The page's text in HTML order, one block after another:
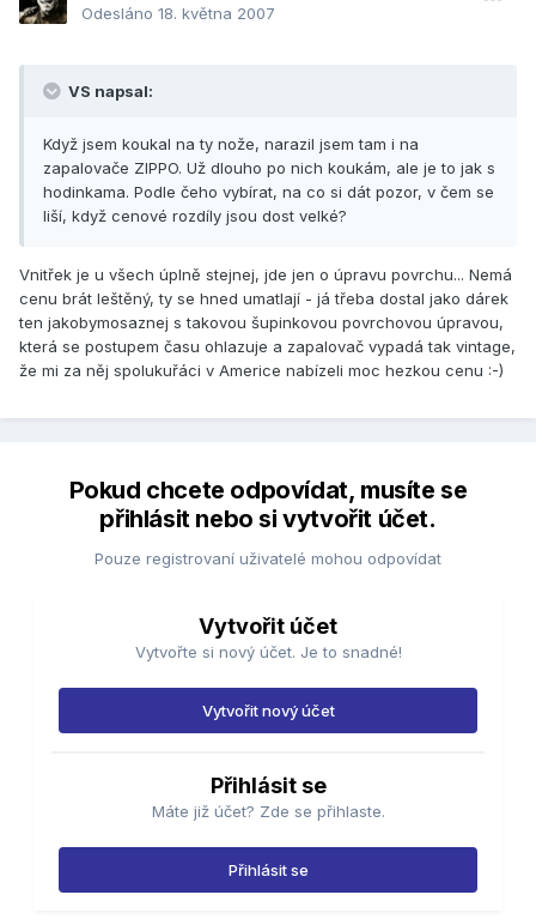
Odesláno 18. května 2007
VS napsal:
Když jsem koukal na ty nože, narazil jsem tam i na
zapalovače ZIPPO. Už dlouho po nich koukám, ale je to jak s
hodinkama. Podle čeho vybírat, na co si dát pozor, v čem se
liší, když cenové rozdíly jsou dost velké?
Vnitřek je u všech úplně stejnej, jde jen o úpravu povrchu... Nemá
cenu brát leštěný, ty se hned umatlají - já třeba dostal jako dárek
ten jakobymosaznej s takovou šupinkovou povrchovou úpravou,
která se postupem času ohlazuje a zapalovač vypadá tak vintage,
že mi za něj spolukuřáci v Americe nabízeli moc hezkou cenu :-)
Pokud chcete odpovídat, musíte se
přihlásit nebo si vytvořit účet.
Pouze registrovaní uživatelé mohou odpovídat
Vytvořit účet
Vytvořte si nový účet. Je to snadné!
Vytvořit nový účet
Přihlásit se
Máte již účet? Zde se přihlaste.
Přihlásit se